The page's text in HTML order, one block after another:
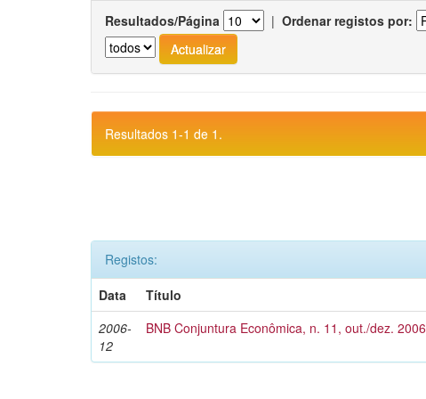
Resultados/Página | Ordenar registos por:
Resultados 1-1 de 1.
Registos:
Data
Título
2006-
12
BNB Conjuntura Econômica, n. 11, out./dez. 2006